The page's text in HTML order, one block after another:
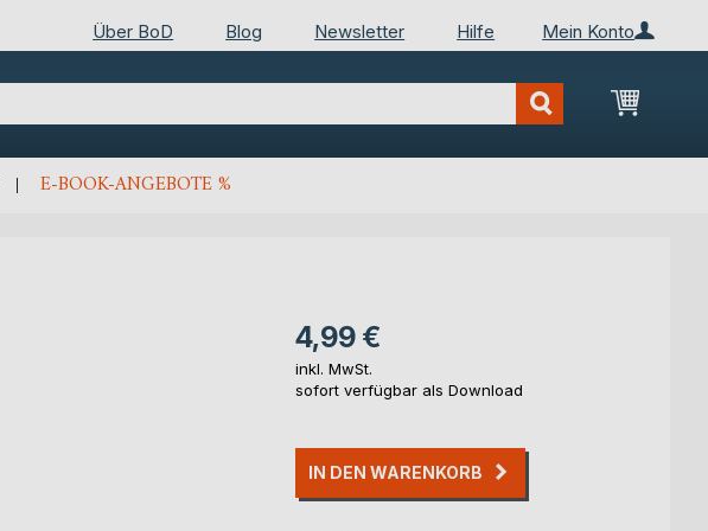
Mein Konto
Über BoD Blog Newsletter Hilfe
Mein
E-BOOK-ANGEBOTE %
4,99 €
inkl. MwSt.
sofort verfügbar als Download
IN DEN WARENKORB